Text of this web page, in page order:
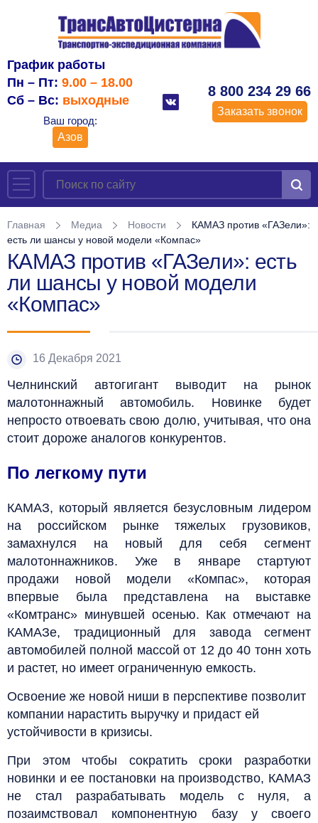
График работы
Пн – Пт: 9.00 – 18.00
Сб – Вс: выходные
Ваш город:
Азов
8 800 234 29 66
Заказать звонок
Главная Медиа Новости
КАМАЗ против «ГАЗели»:
есть ли шансы у новой модели «Компас»
КАМАЗ против «ГАЗели»: есть
ли шансы у новой модели
«Компас»
16 Декабря 2021
Челнинский автогигант выводит на рынок
малотоннажный автомобиль. Новинке будет
непросто отвоевать свою долю, учитывая, что она
стоит дороже аналогов конкурентов.
По легкому пути
КАМАЗ, который является безусловным лидером
на российском рынке тяжелых грузовиков,
замахнулся на новый для себя сегмент
малотоннажников. Уже в январе стартуют
продажи новой модели «Компас», которая
впервые была представлена на выставке
«Комтранс» минувшей осенью. Как отмечают на
КАМАЗе, традиционный для завода сегмент
автомобилей полной массой от 12 до 40 тонн хоть
и растет, но имеет ограниченную емкость.
Освоение же новой ниши в перспективе позволит
компании нарастить выручку и придаст ей
устойчивости в кризисы.
При этом чтобы сократить сроки разработки
новинки и ее постановки на производство, КАМАЗ
не стал разрабатывать модель с нуля, а
позаимствовал компонентную базу у своего